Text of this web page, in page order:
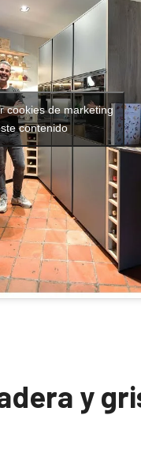
cookies de marketing
contenido
y